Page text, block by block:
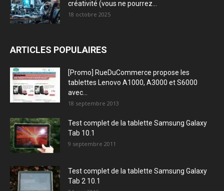
créativité (vous ne pourrez...
18 octobre 2025
ARTICLES POPULAIRES
[Promo] RueDuCommerce propose les
tablettes Lenovo A1000, A3000 et S6000
avec...
18 septembre 2013
Test complet de la tablette Samsung Galaxy
Tab 10.1
9 septembre 2011
Test complet de la tablette Samsung Galaxy
Tab 2 10.1